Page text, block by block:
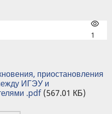
1
приостановления
ИГЭУ и
.pdf (567.01 КБ)